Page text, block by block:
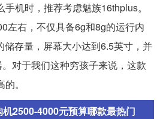
机时，推荐考虑魅族16thplus。
左右，不仅具备6g和8g的运行内
存量，屏幕大小达到6.5英寸，并
对于我们这种穷孩子来说，这款
。
2500-4000元预算哪款最热门